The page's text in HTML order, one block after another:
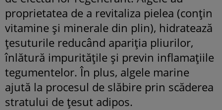
proprietatea de a revitaliza pielea (conțin
vitamine și minerale din plin), hidratează
țesuturile reducând apariția pliurilor,
înlătură impuritățile și previn inflamațiile
tegumentelor. În plus, algele marine
ajută la procesul de slăbire prin scăderea
stratului de țesut adipos.